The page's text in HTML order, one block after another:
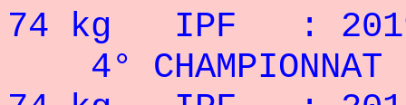
74 kg IPF :
4° CHAMPIONNAT